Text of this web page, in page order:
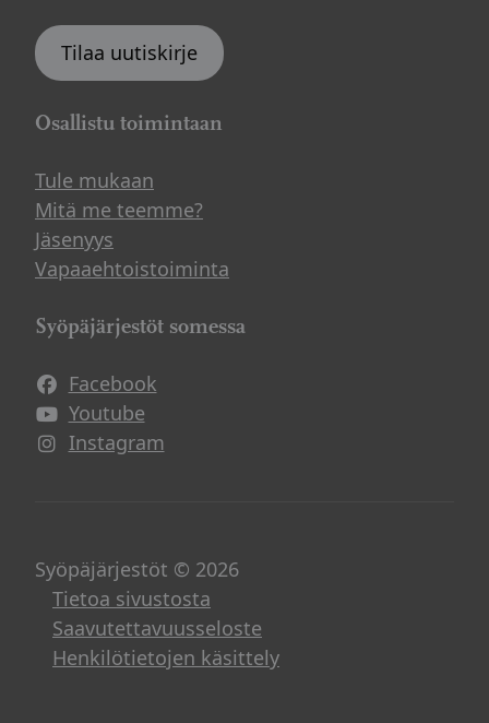
Tilaa uutiskirje
Osallistu toimintaan
Tule mukaan
Mitä me teemme?
Jäsenyys
Vapaaehtoistoiminta
Syöpäjärjestöt somessa
Facebook
Avautuu uuteen ikkunaan
Youtube
Avautuu uuteen ikkunaan
Instagram
Avautuu uuteen ikkunaan
Syöpäjärjestöt © 2026
Tietoa sivustosta
Saavutettavuusseloste
Henkilötietojen käsittely